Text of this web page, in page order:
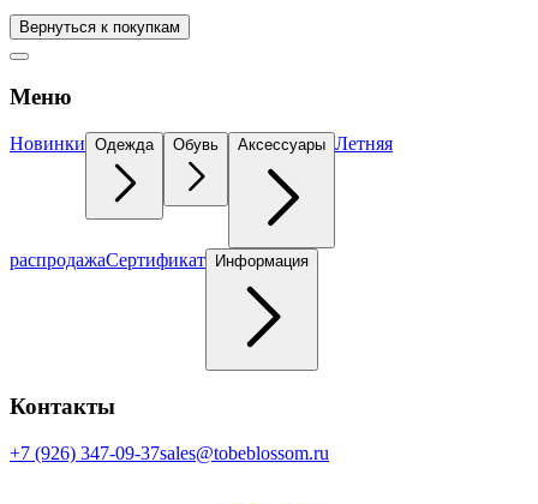
Вернуться к покупкам
Меню
Новинки Одежда Обувь Аксессуары Летняя
распродажаСертификат Информация
Контакты
+7 (926) 347-09-37sales@tobeblossom.ru